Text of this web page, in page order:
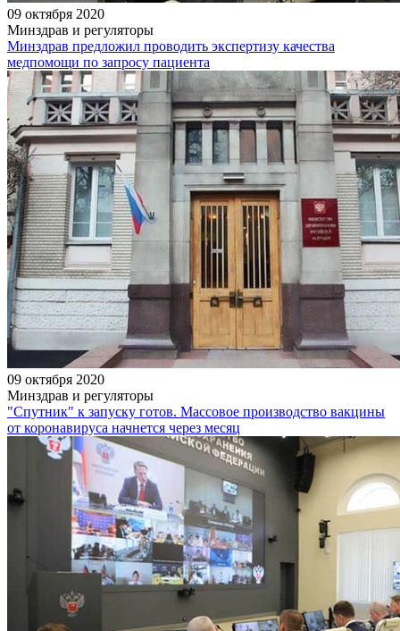
09 октября 2020
Минздрав и регуляторы
Минздрав предложил проводить экспертизу качества
медпомощи по запросу пациента
09 октября 2020
Минздрав и регуляторы
"Спутник" к запуску готов. Массовое производство вакцины
от коронавируса начнется через месяц